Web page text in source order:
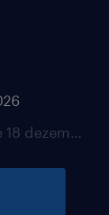
inscrições para essa vaga até 18 dezembro 2026